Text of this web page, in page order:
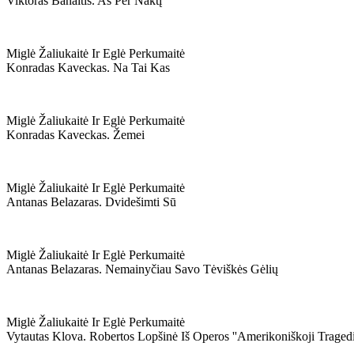
Miglė Žaliukaitė Ir Eglė Perkumaitė
Konradas Kaveckas. Na Tai Kas
Miglė Žaliukaitė Ir Eglė Perkumaitė
Konradas Kaveckas. Žemei
Miglė Žaliukaitė Ir Eglė Perkumaitė
Antanas Belazaras. Dvidešimti Sū
Miglė Žaliukaitė Ir Eglė Perkumaitė
Antanas Belazaras. Nemainyčiau Savo Tėviškės Gėlių
Miglė Žaliukaitė Ir Eglė Perkumaitė
Vytautas Klova. Robertos Lopšinė Iš Operos ''amerikoniškoji